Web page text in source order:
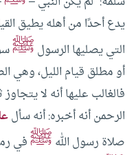
يدع أحدًا من أهله يطيق
التي يصليها الرسول ﷺ
أو مطلق قيام الليل، وهي
فالغالب عليها أنه لا
الرحمن أنه أخبره: أنه سأل
صلاة رسول الله ﷺفي